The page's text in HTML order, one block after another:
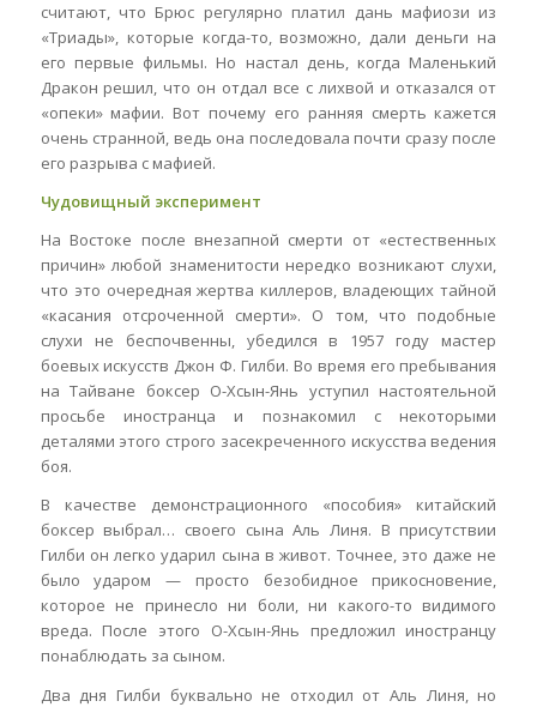
считают, что Брюс регулярно платил дань мафиози из
«Триады», которые когда-то, возможно, дали деньги на
его первые фильмы. Но настал день, когда Маленький
Дракон решил, что он отдал все с лихвой и отказался от
«опеки» мафии. Вот почему его ранняя смерть кажется
очень странной, ведь она последовала почти сразу после
его разрыва с мафией.
Чудовищный эксперимент
На Востоке после внезапной смерти от «естественных
причин» любой знаменитости нередко возникают слухи,
что это очередная жертва киллеров, владеющих тайной
«касания отсроченной смерти». О том, что подобные
слухи не беспочвенны, убедился в 1957 году мастер
боевых искусств Джон Ф. Гилби. Во время его пребывания
на Тайване боксер О-Хсын-Янь уступил настоятельной
просьбе иностранца и познакомил с некоторыми
деталями этого строго засекреченного искусства ведения
боя.
В качестве демонстрационного «пособия» китайский
боксер выбрал… своего сына Аль Линя. В присутствии
Гилби он легко ударил сына в живот. Точнее, это даже не
было ударом — просто безобидное прикосновение,
которое не принесло ни боли, ни какого-то видимого
вреда. После этого О-Хсын-Янь предложил иностранцу
понаблюдать за сыном.
Два дня Гилби буквально не отходил от Аль Линя, но